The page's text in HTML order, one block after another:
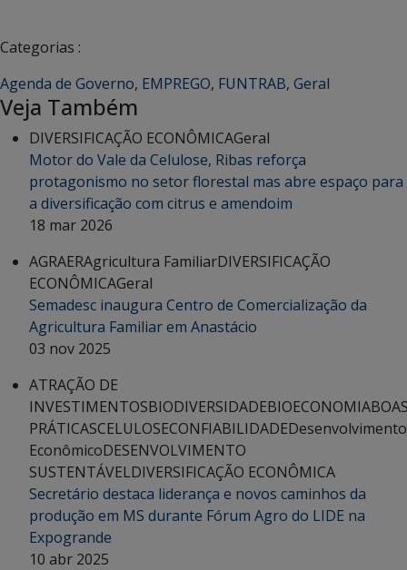
Categorias :
Agenda de Governo, EMPREGO, FUNTRAB, Geral
Veja Também
DIVERSIFICAÇÃO ECONÔMICAGeral
Motor do Vale da Celulose, Ribas reforça
protagonismo no setor florestal mas abre espaço para
a diversificação com citrus e amendoim
18 mar 2026
AGRAERAgricultura FamiliarDIVERSIFICAÇÃO
ECONÔMICAGeral
Semadesc inaugura Centro de Comercialização da
Agricultura Familiar em Anastácio
03 nov 2025
ATRAÇÃO DE
INVESTIMENTOSBIODIVERSIDADEBIOECONOMIA
PRÁTICASCELULOSECONFIABILIDADEDesenvolvimento
EconômicoDESENVOLVIMENTO
SUSTENTÁVELDIVERSIFICAÇÃO ECONÔMICA
Secretário destaca liderança e novos caminhos da
produção em MS durante Fórum Agro do LIDE na
Expogrande
10 abr 2025